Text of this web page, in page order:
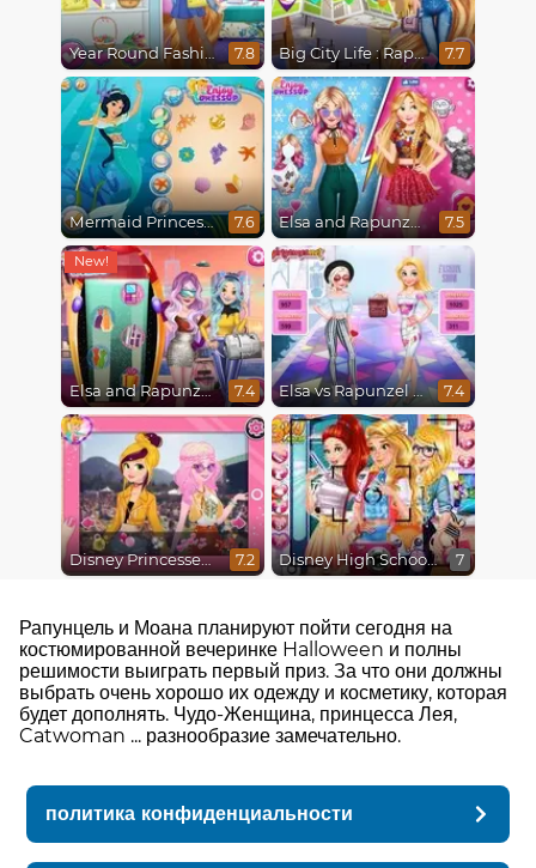
Year Round Fashionista Rapunzel 7.8 Big City Life : Rapunzel 7.7
Mermaid Princesses 7.6 Elsa and Rapunzel Princess Rivalry 7.5
Elsa and Rapunzel Future Fashion 7.4 Elsa vs Rapunzel Fashion Game 7.4
Disney Princesses : Boho vs Edgy 7.2 Disney High School Love 7
Рапунцель и Моана планируют пойти сегодня на
костюмированной вечеринке Halloween и полны
решимости выиграть первый приз. За что они должны
выбрать очень хорошо их одежду и косметику, которая
будет дополнять. Чудо-Женщина, принцесса Лея,
Catwoman ... разнообразие замечательно.
политика конфиденциальности